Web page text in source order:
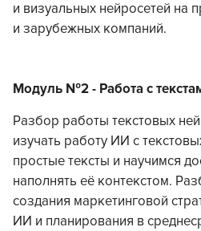
и визуальных нейросетей на
и зарубежных компаний.
Модуль №2 - Работа с
Разбор работы текстовых
изучать работу ИИ с
простые тексты и научимся
наполнять её контекстом.
создания маркетинговой
ИИ и планирования в